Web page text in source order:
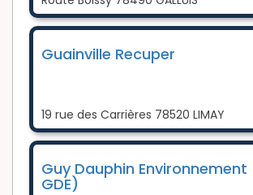
Guainville Recuper
19 rue des Carrières 78520 LIMAY
Guy Dauphin
GDE)